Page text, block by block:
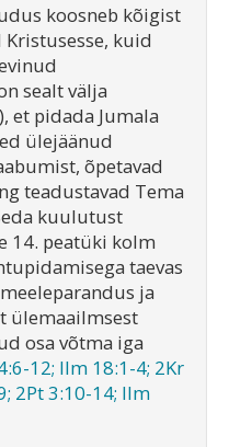
koosneb kõigist
kuid
sealt välja
et pidada Jumala
ülejäänud
õpetavad
teadustavad Tema
kuulutust
14. peatüki kolm
taevas
ja
ülemaailmsest
osa võtma iga
12; Ilm 18:1-4; 2Kr
2Pt 3:10-14; Ilm